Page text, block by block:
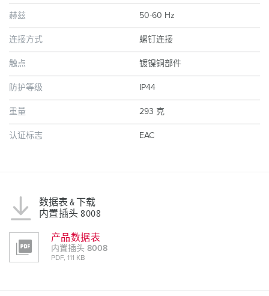
赫兹 50-60 Hz
连接方式 螺钉连接
触点 镀镍铜部件
防护等级 IP44
重量 293 克
认证标志 EAC
数据表 & 下载
内置插头 8008
产品数据表
内置插头 8008
PDF, 111 KB